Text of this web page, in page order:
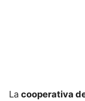
La cooperativa